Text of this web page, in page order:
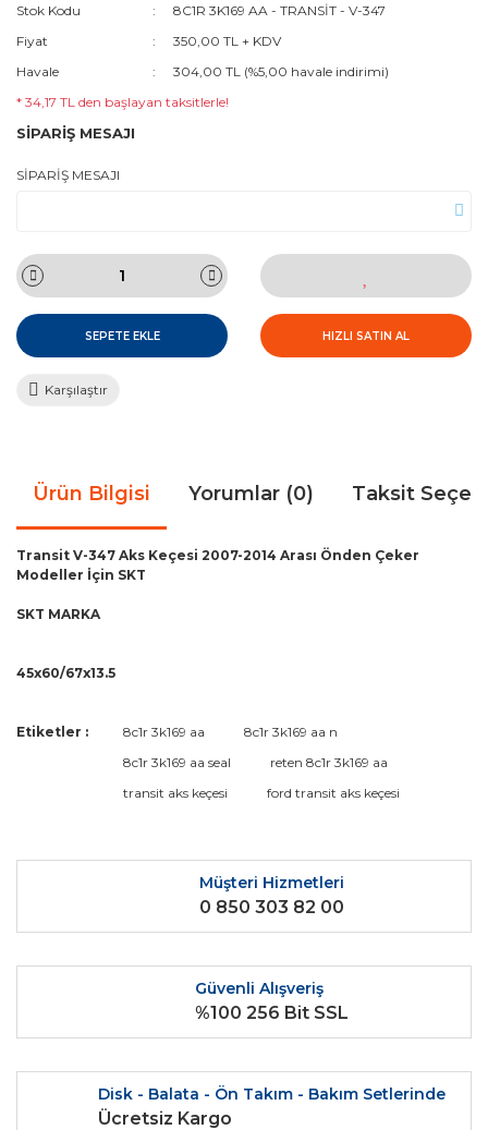
Stok Kodu
8C1R 3K169 AA - TRANSİT - V-347
Fiyat
350,00 TL + KDV
Havale
304,00 TL (%5,00 havale indirimi)
* 34,17 TL den başlayan taksitlerle!
SİPARİŞ MESAJI
SİPARİŞ MESAJI
SEPETE EKLE HIZLI SATIN AL
Karşılaştır
Ürün Bilgisi Yorumlar (0) Taksit
Transit V-347 Aks Keçesi 2007-2014 Arası Önden Çeker
Modeller İçin SKT
SKT MARKA
45x60/67x13.5
Bu ürüne ilk yorumu siz yapın!
Bu ürünün fiyat bilgisi, resim, ürün açıklamalarında ve diğer
kullanarak tarafımıza iletebilirsiniz.
Görüş ve önerileriniz için teşekkür ederiz.
Ürün açıklamasında eksik bilgiler bulunuyor.
Ürün bilgilerinde hatalar bulunuyor.
Ürün fiyatı diğer sitelerden daha pahalı.
Bu ürüne benzer farklı alternatifler olmalı.
Gönder
Etiketler : 8c1r 3k169 aa
8c1r 3k169 aa n
8c1r 3k169 aa seal
reten 8c1r 3k169 aa
transit aks keçesi
ford transit aks keçesi
Müşteri Hizmetleri
0 850 303 82 00
Güvenli Alışveriş
%100 256 Bit SSL
Disk - Balata - Ön Takım - Bakım Setlerinde
Ücretsiz Kargo